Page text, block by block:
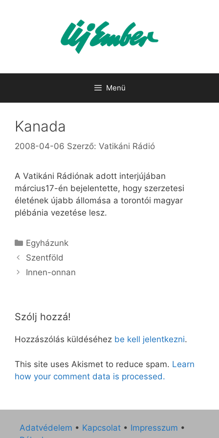
Menü
Kanada
2008-04-06 Szerző: Vatikáni Rádió
A Vatikáni Rádiónak adott interjújában
március17-én bejelentette, hogy szerzetesi
életének újabb állomása a torontói magyar
plébánia vezetése lesz.
Kategória
Egyházunk
Szentföld
Innen-onnan
Szólj hozzá!
Hozzászólás küldéséhez be kell jelentkezni.
This site uses Akismet to reduce spam. Learn
how your comment data is processed.
Adatvédelem • Kapcsolat • Impresszum •